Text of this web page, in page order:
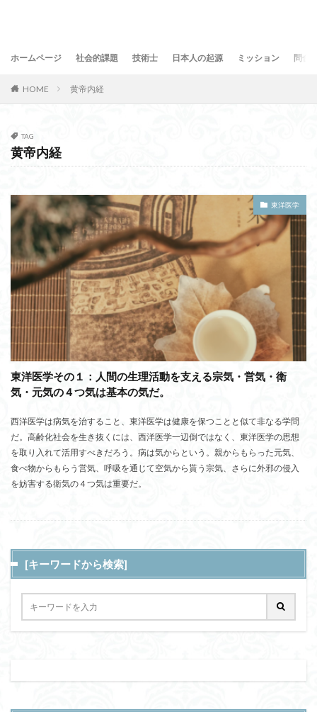
ホームページ 社会的課題 技術士 日本人の起源 ミッション 問合
HOME 黄帝内経
TAG
黄帝内経
東洋医学
東洋医学その１：人間の生理活動を支える宗気・営気・衛
気・元気の４つ気は基本の気だ。
西洋医学は病気を治すること、東洋医学は健康を保つことと似て非なる学問
だ。高齢化社会を生き抜くには、西洋医学一辺倒ではなく、東洋医学の思想
を取り入れて活用すべきだろう。病は気からという。親からもらった元気、
食べ物からもらう営気、呼吸を通じて空気から貰う宗気、さらに外邪の侵入
を妨害する衛気の４つ気は重要だ。
[キーワードから検索]